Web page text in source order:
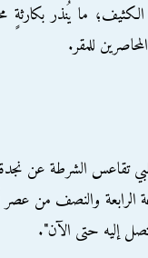
ما يُنذر بكارثةٍ
للمقر.
تقاعس الشرطة عن
الرابعة والنصف من
تصل إليه حتى الآن".